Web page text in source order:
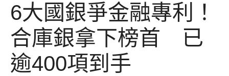
6大國銀爭金融專利！
合庫銀拿下榜首 已
逾400項到手